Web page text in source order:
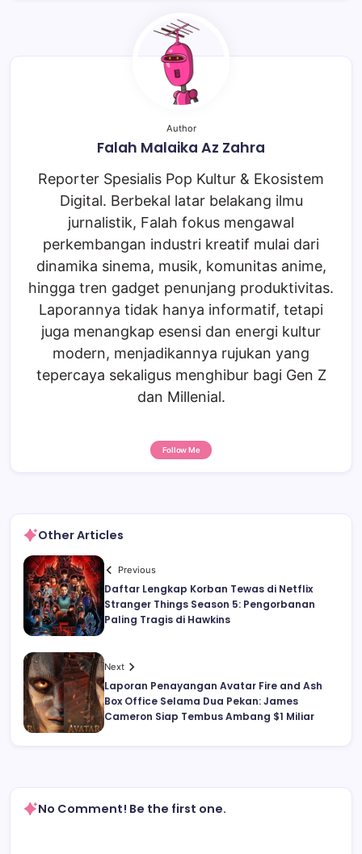
Author
Falah Malaika Az Zahra
Reporter Spesialis Pop Kultur & Ekosistem
Digital. Berbekal latar belakang ilmu
jurnalistik, Falah fokus mengawal
perkembangan industri kreatif mulai dari
dinamika sinema, musik, komunitas anime,
hingga tren gadget penunjang produktivitas.
Laporannya tidak hanya informatif, tetapi
juga menangkap esensi dan energi kultur
modern, menjadikannya rujukan yang
tepercaya sekaligus menghibur bagi Gen Z
dan Millenial.
Follow Me
Other Articles
Previous
Daftar Lengkap Korban Tewas di Netflix
Stranger Things Season 5: Pengorbanan
Paling Tragis di Hawkins
Next
Laporan Penayangan Avatar Fire and Ash
Box Office Selama Dua Pekan: James
Cameron Siap Tembus Ambang $1 Miliar
No Comment! Be the first one.